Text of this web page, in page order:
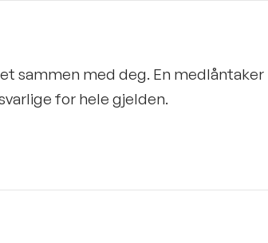
sammen med deg. En
for hele gjelden.